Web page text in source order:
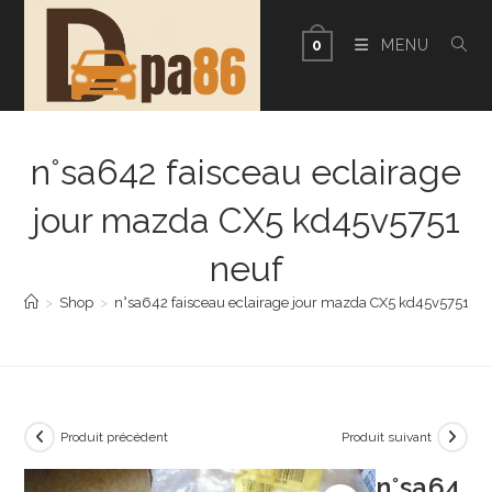
0 MENU
n°sa642 faisceau eclairage
jour mazda CX5 kd45v5751
neuf
> Shop > n°sa642 faisceau eclairage jour mazda CX5 kd45v5751
Produit précédent Produit suivant